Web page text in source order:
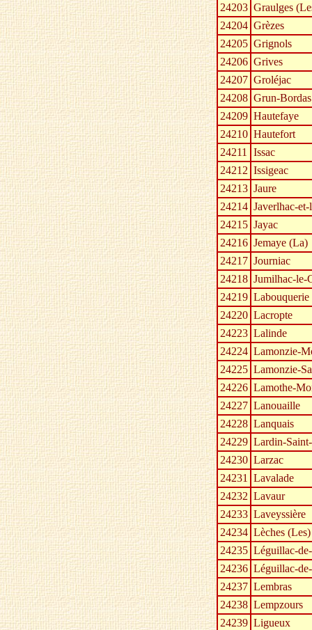
24203 Graulges
24204 Grèzes
24205 Grignols
24206 Grives
24207 Groléjac
24208 Grun-Bordas
24209 Hautefaye
24210 Hautefort
24211 Issac
24212 Issigeac
24213 Jaure
24214 Javerlhac-
24215 Jayac
24216 Jemaye (La)
24217 Journiac
24218 Jumilhac-le-
24219 Labouquerie
24220 Lacropte
24223 Lalinde
24224 Lamonzie-
24225 Lamonzie-
24226 Lamothe-
24227 Lanouaille
24228 Lanquais
24229 Lardin-
24230 Larzac
24231 Lavalade
24232 Lavaur
24233 Laveyssière
24234 Lèches (Les)
24235 Léguillac-
24236 Léguillac-
24237 Lembras
24238 Lempzours
24239 Ligueux